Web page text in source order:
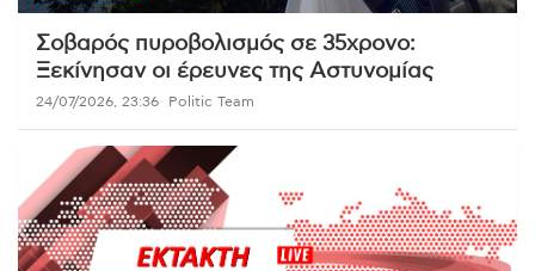
Σοβαρός πυροβολισμός σε 35χρονο:
Ξεκίνησαν οι έρευνες της Αστυνομίας
24/07/2026, 23:36 Politic Team